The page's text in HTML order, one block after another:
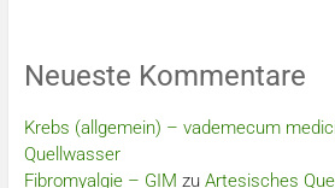
Neueste Kommentare
Krebs (allgemein) – vademecum
Quellwasser
Fibromyalgie – GIM zu Artesisches